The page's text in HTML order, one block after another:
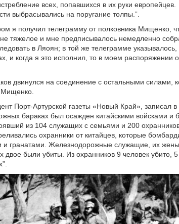
всех, попавшихся в их руки европейцев.
выбрасывались на поругание толпы.”.
я получил телеграмму от полковника Мищенко,
тяжелое и мне предписывалось немедленно
в Ляоян; в той же телеграмме указывалось,
и когда я это исполнил, то в моем распоряжении
двинулся на соединение с остальными силами,
Мищенко.
Порт-Артурской газеты «Новый Край», записал в
бараках был осажден китайскими войсками и
из 104 служащих с семьями и 200
охранники от китайцев, которые
и гранатами. Железнодорожные служащие, их
двое были убиты. Из охранников 9 человек убито,